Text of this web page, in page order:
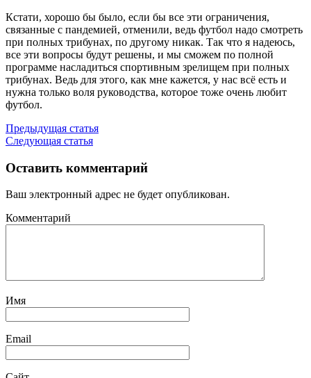
Кстати, хорошо бы было, если бы все эти ограничения,
связанные с пандемией, отменили, ведь футбол надо смотреть
при полных трибунах, по другому никак. Так что я надеюсь,
все эти вопросы будут решены, и мы сможем по полной
программе насладиться спортивным зрелищем при полных
трибунах. Ведь для этого, как мне кажется, у нас всё есть и
нужна только воля руководства, которое тоже очень любит
футбол.
Предыдущая статья
Следующая статья
Оставить комментарий
Ваш электронный адрес не будет опубликован.
Комментарий
Имя
Email